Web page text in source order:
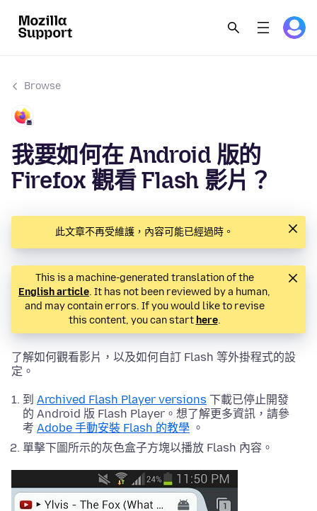
Browse
我要如何在 Android 版的
Firefox 觀看 Flash 影片？
此文章不再受維護，內容可能已經過時。
This is a machine-generated translation of the
English article. It has not been reviewed by a human,
and may contain errors. If you would like to revise
this content, you can start here.
了解如何觀看影片，以及如何自訂 Flash 等外掛程式的設
定。
到 Archived Flash Player versions 下載已停止開發
的 Android 版 Flash Player。想了解更多資訊，請參
考 Adobe 手動安裝 Flash 的教學 。
單擊下圖所示的灰色盒子方塊以播放 Flash 內容。